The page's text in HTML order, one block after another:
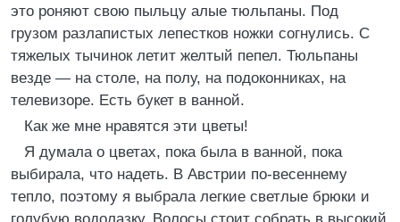
это роняют свою пыльцу алые тюльпаны. Под
грузом разлапистых лепестков ножки согнулись. С
тяжелых тычинок летит желтый пепел. Тюльпаны
везде — на столе, на полу, на подоконниках, на
телевизоре. Есть букет в ванной.
Как же мне нравятся эти цветы!
Я думала о цветах, пока была в ванной, пока
выбирала, что надеть. В Австрии по-весеннему
тепло, поэтому я выбрала легкие светлые брюки и